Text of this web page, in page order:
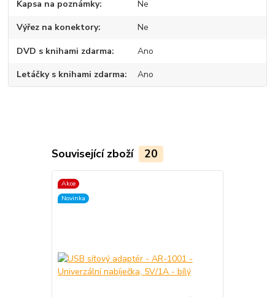
Kapsa na poznámky Ne
Výřez na konektory Ne
DVD s knihami zdarma Ano
Letáčky s knihami zdarma Ano
Související zboží 20
Akce
Novinka